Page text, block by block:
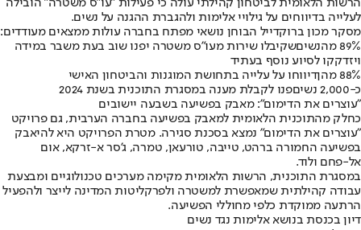
הרשות הלאומית לביטחון קהילתי עולה כי פעילות "עו״ס משטרה" הובילה
לעלייה בדיווחים על גילויי אלימות ולהגברת ההגנה על נשים.
מסקר מכון ברוקדייל הבוחן נושאי מפתח בחברה עולות ממצאים מעודדים:
89% מהנשים
שקיבלו שירות מעו״ס משטרה יפנו שוב בעת משבר במידה
ויזדקקו לסיוע נוסף בעתיד
88% מהן
דיווחו על עלייה בתחושת המוגנות והביטחון האישי
כ-2,000 נשים
פנו לקבלת מענה במסגרת התוכנית בשנת 2024
"עוצרים את הדימום": מאבק בפשיעה בשבעה יישובים
כחלק מהתוכנית הלאומית למאבק בפשיעה בחברה הערבית, גם פרויקט
"עוצרים את הדימום" נמצא בסכנת סגירה. מטרת הפרויקט היא להיאבק
בפשיעה החמורה ברהט, טייבה, טורעאן, טמרה, ג'סר א-זרקא, אום
אל-פחם ולוד.
במסגרת התוכנית, הרשות הלאומית מקימה מערכים טכנולוגיים ומבצעת
עבודה קהילתית שמאפשרת למשטרה ולפרקליטות המדינה לייצר ולהפעיל
הרתעה ממוקדת כלפי מחוללי הפשיעה.
דיון בכנסת בנושא אלימות נגד נשים